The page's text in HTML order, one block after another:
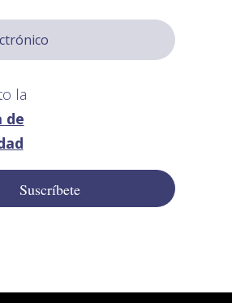
la
de
Suscríbete